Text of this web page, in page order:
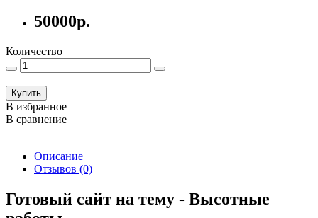
50000р.
Количество
Купить
В избранное
В сравнение
Описание
Отзывов (0)
Готовый сайт на тему - Высотные